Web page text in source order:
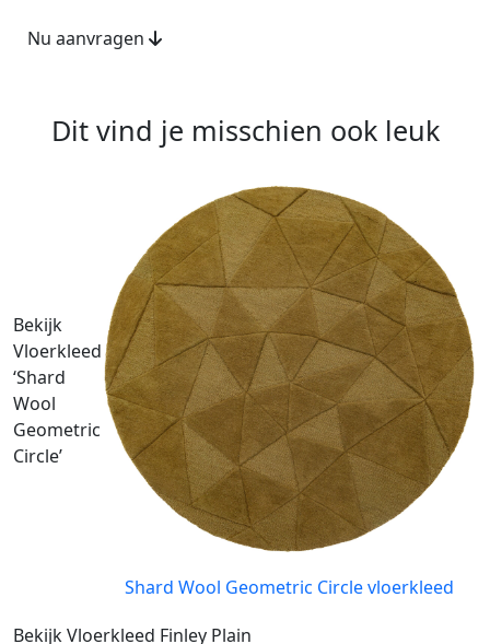
Nu aanvragen
Dit vind je misschien ook leuk
Bekijk
Vloerkleed
‘Shard
Wool
Geometric
Circle’
Shard Wool Geometric Circle vloerkleed
Bekijk Vloerkleed Finley Plain